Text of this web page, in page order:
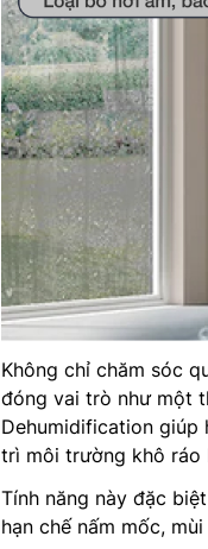
Không chỉ chăm sóc
đóng vai trò như một
Dehumidification giúp
trì môi trường khô ráo
Tính năng này đặc
hạn chế nấm mốc,